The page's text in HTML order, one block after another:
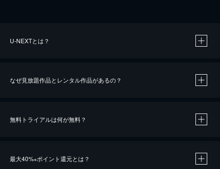
U-NEXTとは？
なぜ見放題作品とレンタル作品があるの？
無料トライアルは何が無料？
最大40%※ポイント還元とは？